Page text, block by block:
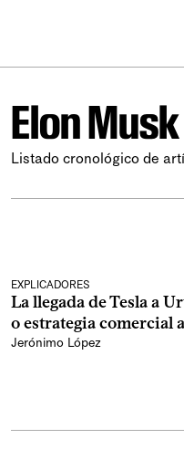
Elon Musk
Listado cronológico de
EXPLICADORES
La llegada de Tesla a
o estrategia comercial
Jerónimo López